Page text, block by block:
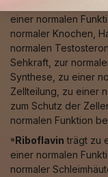
Stoffwechsel, zu
einer normalen
normaler Knochen,
normalen
Sehkraft, zur
Synthese, zu einer
Zellteilung, zu einer
zum Schutz der
normalen Funktion
⁹Riboflavin trägt zu
einer normalen
normaler